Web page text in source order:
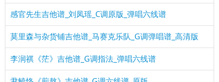
感官先生吉他谱_刘凤瑶_C调原版_弹唱六线谱
莫里森与杂货铺吉他谱_马赛克乐队_G调弹唱谱_高清版
李润祺《茫》吉他谱_G调指法_弹唱六线谱